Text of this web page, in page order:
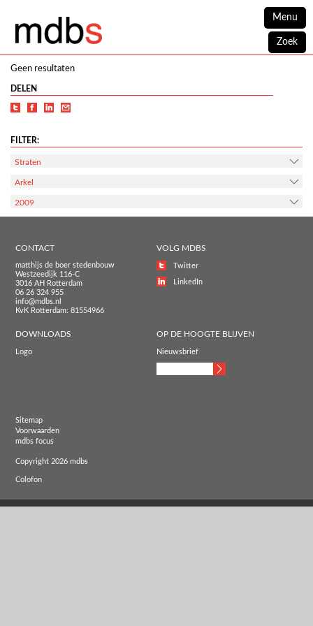
Menu
Zoek
Geen resultaten
DELEN
FILTER:
Straten
Arkel
2009
CONTACT
matthijs de boer stedenbouw
Westzeedijk 116-C
3016 AH Rotterdam
06 26 324 955
info@mdbs.nl
KvK Rotterdam: 81554966
VOLG MDBS
Twitter
LinkedIn
DOWNLOADS
Logo
OP DE HOOGTE BLIJVEN
Nieuwsbrief
Sitemap
Voorwaarden
mdbs focus
Copyright 2026 mdbs
Colofon